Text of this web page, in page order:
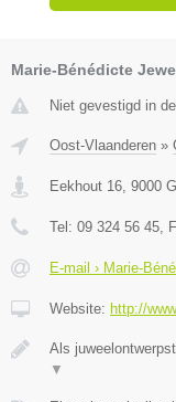
Marie-Bénédicte
Niet gevestigd in
Oost-Vlaanderen »
Eekhout 16, 9000
Tel: 09 324 56 45,
E-mail › Marie-
Website: http://
Als
▼